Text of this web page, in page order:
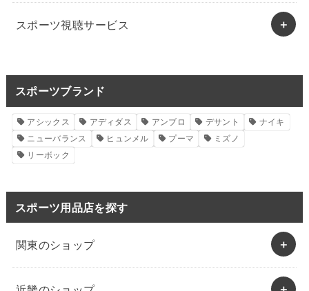
スポーツ視聴サービス
スポーツブランド
アシックス アディダス アンブロ デサント
ナイキ
ニューバランス
ヒュンメル プーマ
ミズノ
リーボック
スポーツ用品店を探す
関東のショップ